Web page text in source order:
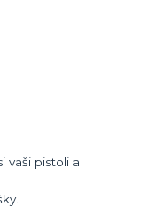
vaši pistoli a